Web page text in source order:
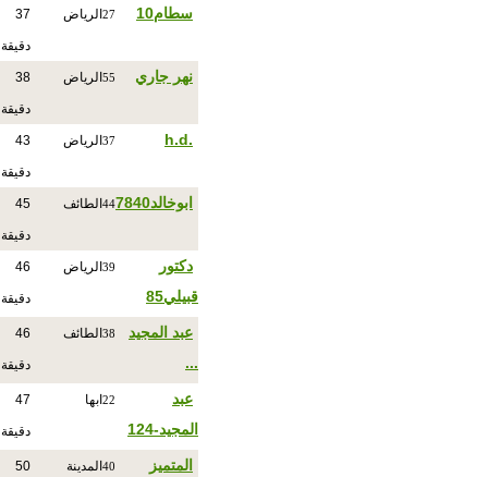
سطام10 27 الرياض 37
دقيقة
نهر جاري 55 الرياض 38
دقيقة
.h.d
37 الرياض 43
دقيقة
ابوخالد7840 44 الطائف 45
دقيقة
دكتور
قبيلي85
39 الرياض 46
دقيقة
عبد المجيد
...
38 الطائف 46
دقيقة
عبد
المجيد-124
22 ابها 47
دقيقة
المتميز 40 المدينة 50